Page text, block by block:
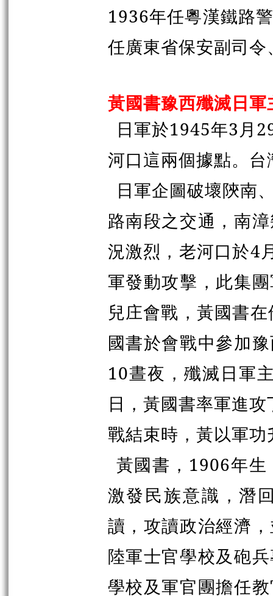
1936年任粵漢鐵路
任廣東省保安副司
黃國書豫西殲滅日軍
日軍於1945年3月
河口這兩個據點。
日軍企圖破壞陝南
路南段之交通，南
況激烈，老河口於4
軍發動攻擊，此集
兒庄會戰，黃國書
國書於會戰中參加
10晝夜，殲滅日軍
日，黃國書率軍進
戰結束時，黃以軍
黃國書，1906年
激發民族意識，潛
讀，攻讀政治經濟
陸軍士官學校及砲
學校及軍官團擔任